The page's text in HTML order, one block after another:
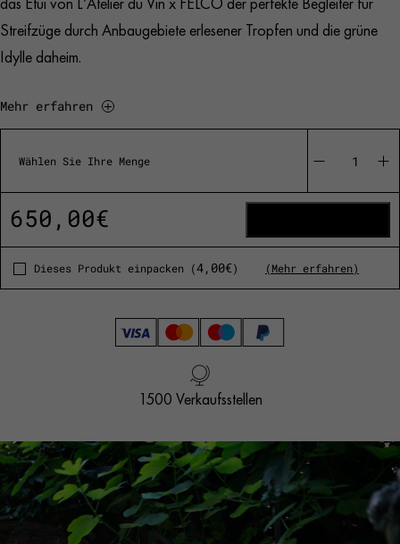
Streifzüge durch Anbaugebiete erlesener Tropfen und die grüne
Idylle daheim.
Mehr erfahren
Dieses Produkt einpacken (4,00€) (Mehr erfahren)
Wählen Sie Ihre Menge
Felco
650,00€
1500 Verkaufsstellen
Französisches Design
Ab 250 €: Gratisversand nach Deutschland
Kundendienst